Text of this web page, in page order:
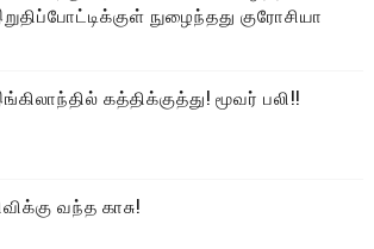
நுழைந்தது குரோசியா
கத்திக்குத்து! மூவர் பலி!!
வந்த காசு!